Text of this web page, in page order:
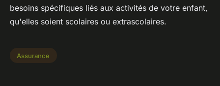
besoins spécifiques liés aux activités de votre enfant,
qu'elles soient scolaires ou extrascolaires.
Assurance